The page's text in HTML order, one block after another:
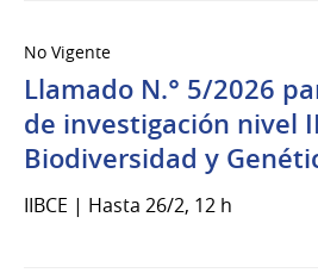
No Vigente
Llamado N.° 5/2026
de investigación nivel
Biodiversidad y
IIBCE | Hasta 26/2, 12 h